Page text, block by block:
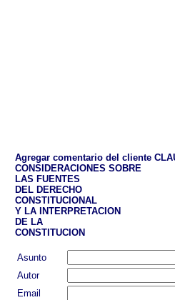
Agregar comentario del cliente
CONSIDERACIONES SOBRE
LAS FUENTES
DEL DERECHO
CONSTITUCIONAL
Y LA INTERPRETACION
DE LA
CONSTITUCION
Asunto
Autor
Email